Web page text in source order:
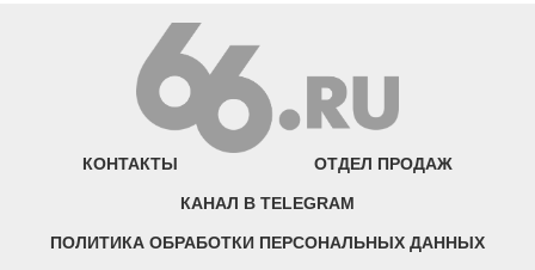
КОНТАКТЫ ОТДЕЛ ПРОДАЖ
КАНАЛ В TELEGRAM
ПОЛИТИКА ОБРАБОТКИ ПЕРСОНАЛЬНЫХ ДАННЫХ